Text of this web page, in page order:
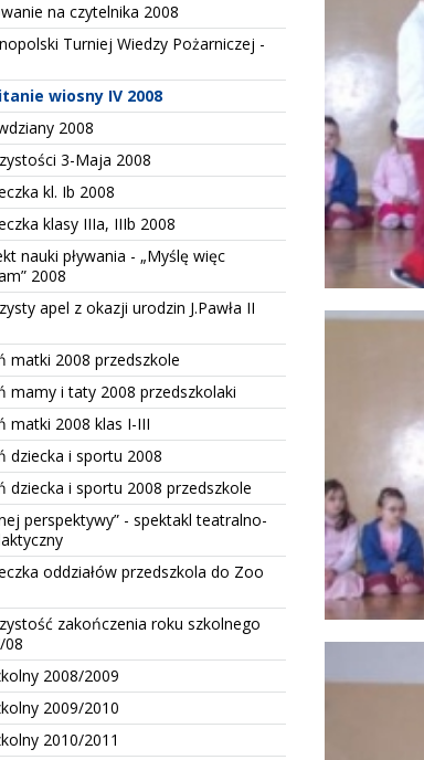
na czytelnika 2008
Turniej Wiedzy Pożarniczej -
wiosny IV 2008
2008
3-Maja 2008
kl. Ib 2008
klasy IIIa, IIIb 2008
nauki pływania - „Myślę więc
2008
apel z okazji urodzin J.Pawła II
matki 2008 przedszkole
mamy i taty 2008 przedszkolaki
matki 2008 klas I-III
dziecka i sportu 2008
dziecka i sportu 2008 przedszkole
perspektywy” - spektakl teatralno-
oddziałów przedszkola do Zoo
zakończenia roku szkolnego
08
2008/2009
2009/2010
2010/2011